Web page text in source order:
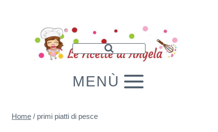
MENÙ
Home / primi piatti di pesce